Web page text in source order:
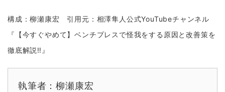
構成：柳瀬康宏 引用元：相澤隼人公式YouTubeチャンネル
『【今すぐやめて】ベンチプレスで怪我をする原因と改善策を
徹底解説‼︎』
執筆者：柳瀬康宏